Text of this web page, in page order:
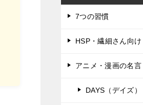
7つの習慣
HSP・繊細さん向け
アニメ・漫画の名言
DAYS（デイズ）